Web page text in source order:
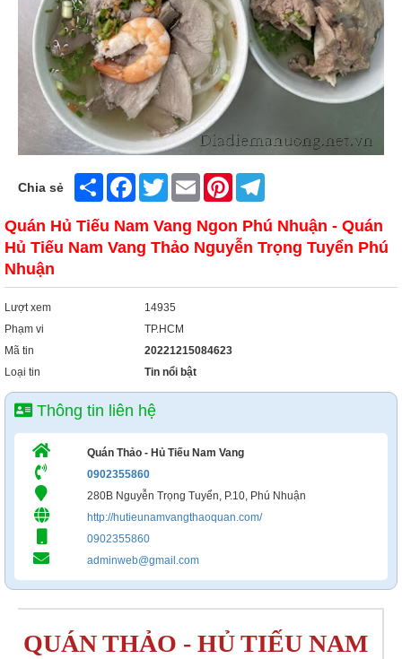
Chia sẻ Share FacebookTwitter Email Pinterest
Quán Hủ Tiếu Nam Vang Ngon Phú Nhuận - Quán
Hủ Tiếu Nam Vang Thảo Nguyễn Trọng Tuyển Phú
Nhuận
Lượt xem
14935
Phạm vi
TP.HCM
Mã tin
20221215084623
Loại tin
Tin nổi bật
Thông tin liên hệ
Quán Thảo - Hủ Tiếu Nam Vang
0902355860
280B Nguyễn Trọng Tuyển, P.10, Phú Nhuận
http://hutieunamvangthaoquan.com/
0902355860
adminweb@gmail.com
QUÁN THẢO - HỦ TIẾU NAM